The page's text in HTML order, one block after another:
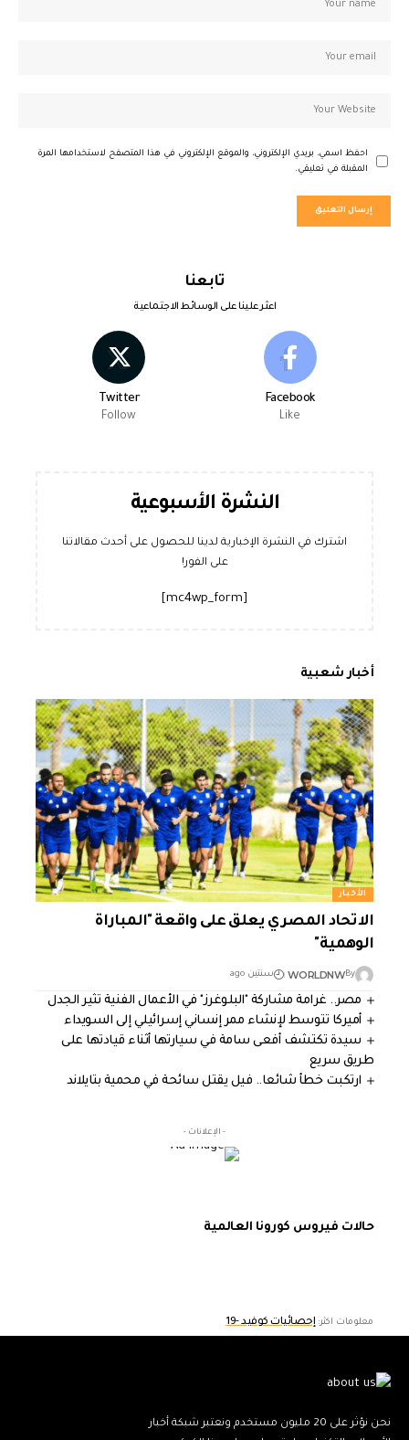
احفظ اسمي، بريدي الإلكتروني، والموقع الإلكتروني في هذا المتصفح لاستخدامها المرة
المقبلة في تعليقي.
تابعنا
اعثر علينا على الوسائط الاجتماعية
Facebook
Like
Twitter
Follow
النشرة الأسبوعية
اشترك في النشرة الإخبارية لدينا للحصول على أحدث مقالاتنا
على الفور!
أخبار شعبية
الأخبار
الاتحاد المصري يعلق على واقعة "المباراة
الوهمية"
By
WORLDNW سنتين ago
مصر.. غرامة مشاركة "البلوغرز" في الأعمال الفنية تثير الجدل
أميركا تتوسط لإنشاء ممر إنساني إسرائيلي إلى السويداء
سيدة تكتشف أفعى سامة في سيارتها أثناء قيادتها على
طريق سريع
ارتكبت خطأ شائعا.. فيل يقتل سائحة في محمية بتايلاند
- الإعلانات -
حالات فيروس كورونا العالمية
معلومات اكثر: إحصائيات كوفيد -19
نحن نؤثر على 20 مليون مستخدم ونعتبر شبكة أخبار